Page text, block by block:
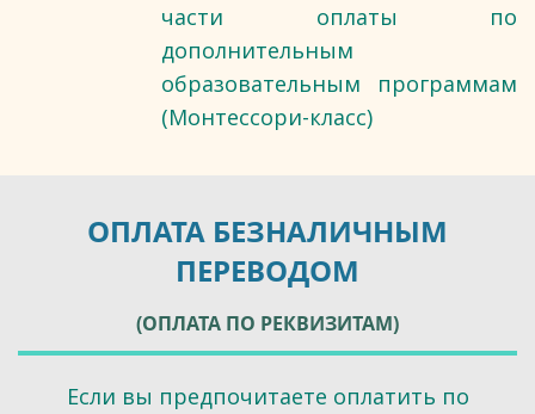
части оплаты по
дополнительным
образовательным программам
(Монтессори-класс)
ОПЛАТА БЕЗНАЛИЧНЫМ
ПЕРЕВОДОМ
(ОПЛАТА ПО РЕКВИЗИТАМ)
Если вы предпочитаете оплатить по